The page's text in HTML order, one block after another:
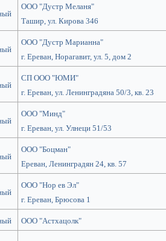
ООО "Дустр Меланя"
Ташир, ул. Кирова 346
ООО "Дустр Марианна"
г. Ереван, Норагавит, ул. 5, дом 2
СП ООО "ЮМИ"
г. Ереван, ул. Ленинградяна 50/3, кв. 23
ООО "Минд"
г. Ереван, ул. Улнеци 51/53
ООО "Боцман"
Ереван, Ленинградян 24, кв. 57
ООО "Нор ев Эл"
г. Ереван, Брюсова 1
ООО "Астхацолк"